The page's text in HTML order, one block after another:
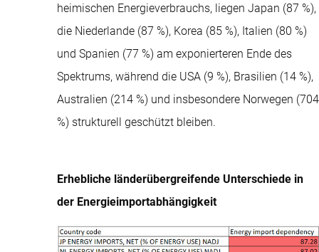
heimischen Energieverbrauchs, liegen Japan (87 %),
die Niederlande (87 %), Korea (85 %), Italien (80 %)
und Spanien (77 %) am exponierteren Ende des
Spektrums, während die USA (9 %), Brasilien (14 %),
Australien (214 %) und insbesondere Norwegen (704
%) strukturell geschützt bleiben.
Erhebliche länderübergreifende Unterschiede in
der Energieimportabhängigkeit